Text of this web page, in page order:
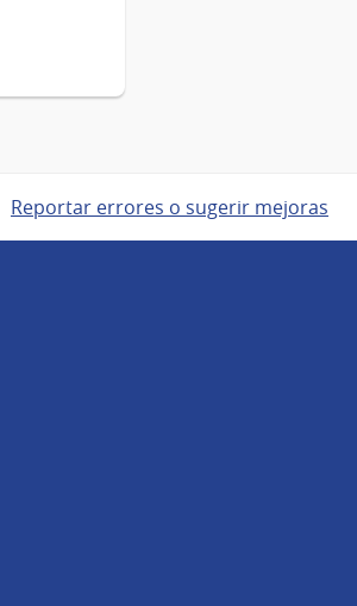
Reportar errores o sugerir mejoras